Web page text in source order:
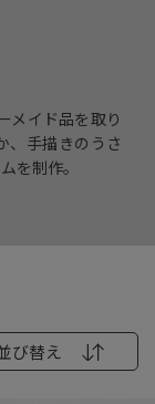
メイド品を取り
、手描きのうさ
を制作。
び替え